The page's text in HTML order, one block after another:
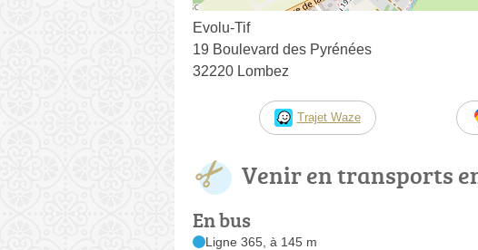
Evolu-Tif
19 Boulevard des Pyrénées
32220 Lombez
Trajet Waze
Venir en transports
En bus
Ligne 365, à 145 m